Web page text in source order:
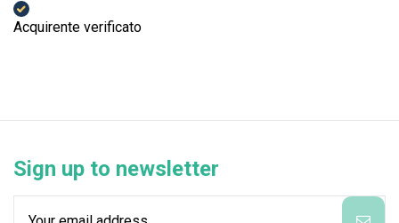
Acquirente verificato
Sign up to newsletter